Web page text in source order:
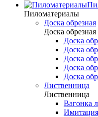
Пиломатериалы
Доска обрезная
Доска обрезная
Доска
Доска
Доска
Доска
Доска
Лиственница
Лиственница
Вагонка